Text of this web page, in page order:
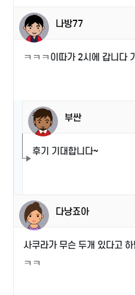
나방77
ㅋㅋㅋ이따가 2시에 갑니다
부싼
후기 기대합니다~
다낭죠아
사쿠라가 무슨 두개 있다고
ㅋㅋ